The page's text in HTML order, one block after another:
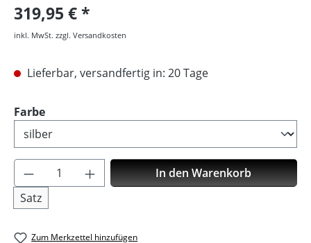
319,95 €
inkl. MwSt. zzgl. Versandkosten
Lieferbar, versandfertig in: 20 Tage
Farbeauswählen
Produkt Anzahl: Gib den gewünschten
Satz
In den Warenkorb
Zum Merkzettel hinzufügen